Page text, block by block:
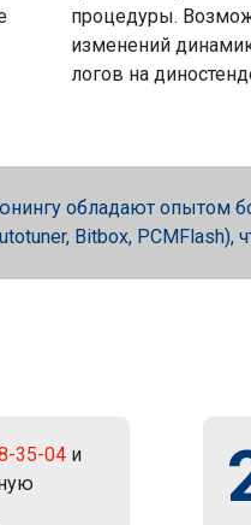
процедуры.
изменений
логов на
обладают опытом
Bitbox, PCMFlash),
35-04 и